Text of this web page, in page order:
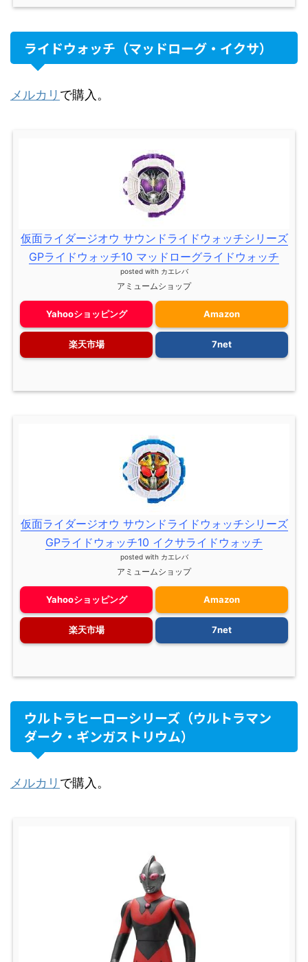
ライドウォッチ（マッドローグ・イクサ）
メルカリ で購入。
仮面ライダージオウ サウンドライドウォッチシリーズ
GPライドウォッチ10 マッドローグライドウォッチ
posted with カエレバ
アミュームショップ
Yahooショッピング Amazon
楽天市場 7net
仮面ライダージオウ サウンドライドウォッチシリーズ
GPライドウォッチ10 イクサライドウォッチ
posted with カエレバ
アミュームショップ
Yahooショッピング Amazon
楽天市場 7net
ウルトラヒーローシリーズ（ウルトラマン
ダーク・ギンガストリウム）
メルカリ で購入。